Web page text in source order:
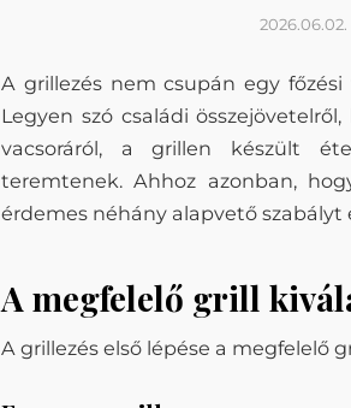
2026.06.02.
A grillezés nem csupán egy
Legyen szó családi
vacsoráról, a grillen készült
teremtenek. Ahhoz azonban,
érdemes néhány alapvető szabályt
A megfelelő grill
A grillezés első lépése a megfelelő